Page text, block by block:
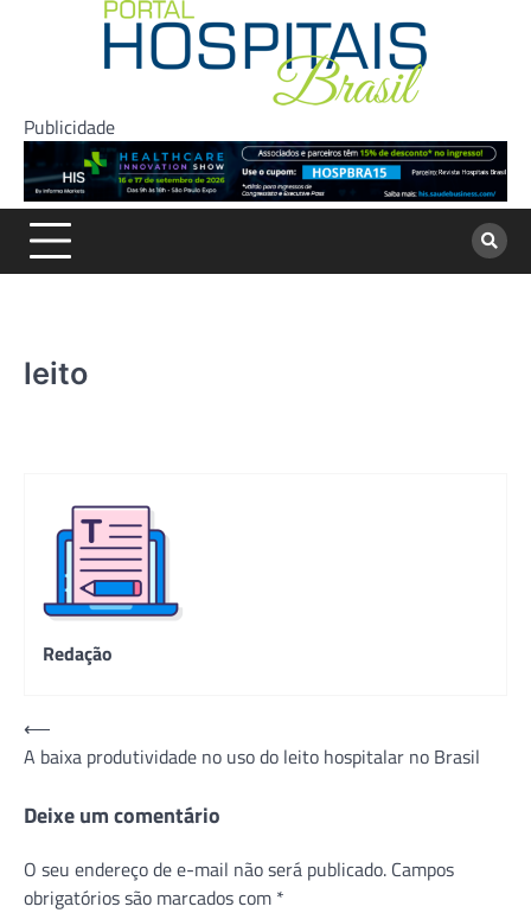
Publicidade
leito
Redação
Navegação
de
Post
⟵
A baixa produtividade no uso do leito hospitalar no Brasil
Deixe um comentário
O seu endereço de e-mail não será publicado. Campos
obrigatórios são marcados com *